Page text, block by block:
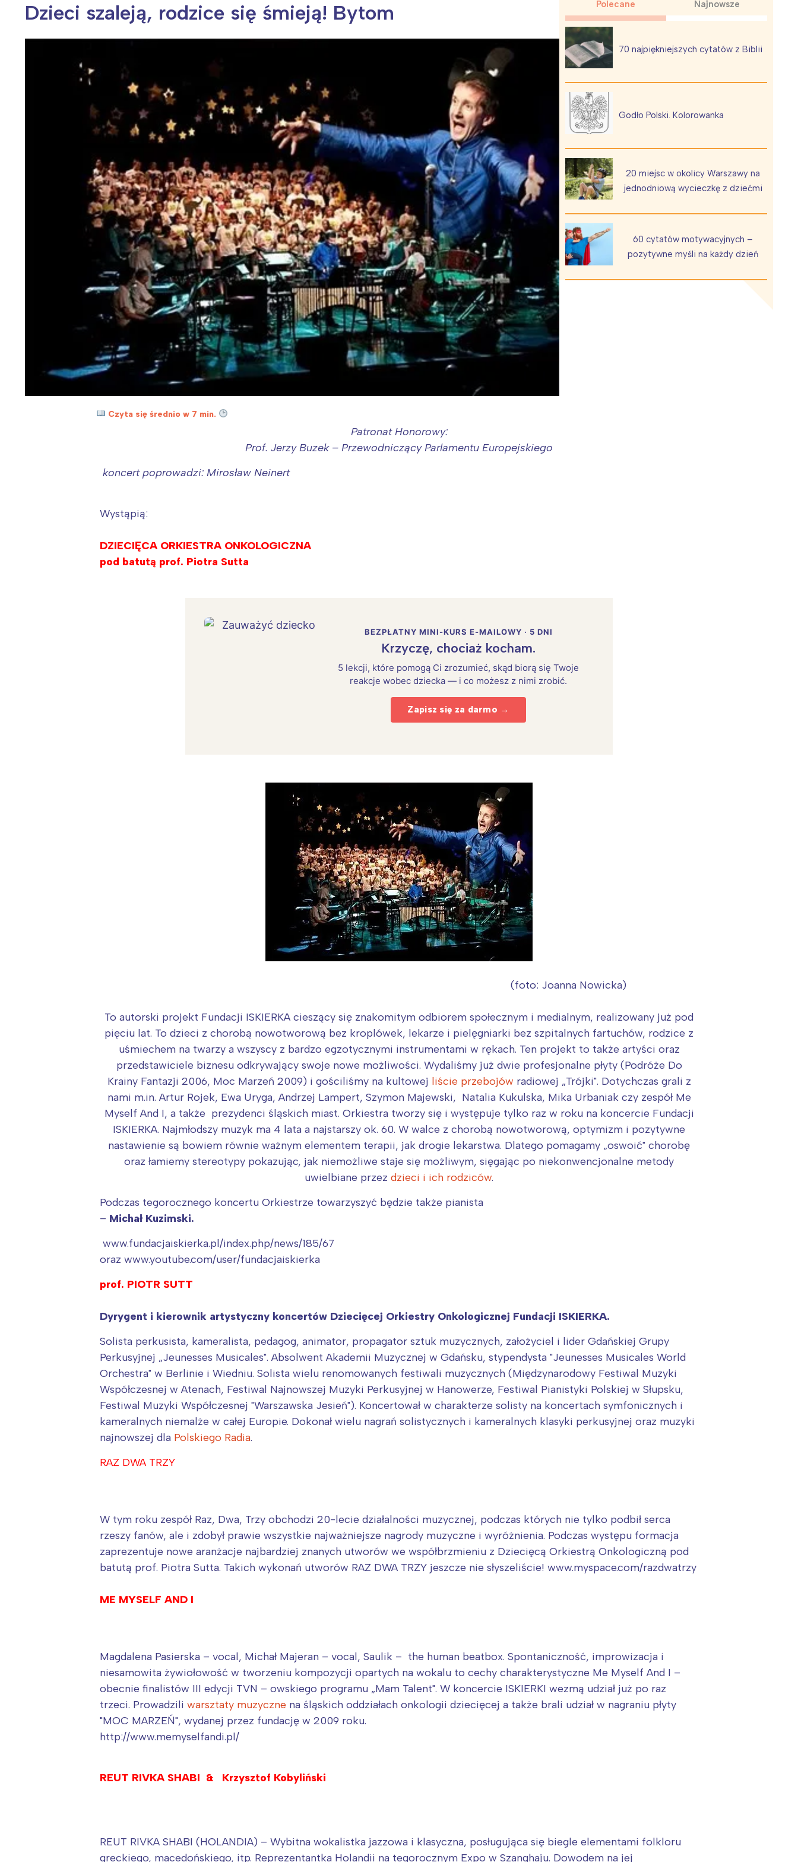
Wiosenny koncert ptaków na płocie Pszczoła i kwitnący ul
Dzieci szaleją, rodzice się śmieją! Bytom Polecane Najnowsze
70 najpiękniejszych cytatów z Biblii
Godło Polski. Kolorowanka
20 miejsc w okolicy Warszawy na
jednodniową wycieczkę z dziećmi
60 cytatów motywacyjnych –
pozytywne myśli na każdy dzień
Czyta się średnio w 7 min.
Patronat Honorowy:
Prof. Jerzy Buzek – Przewodniczący Parlamentu Europejskiego
koncert poprowadzi: Mirosław Neinert
Wystąpią:
DZIECIĘCA ORKIESTRA ONKOLOGICZNA
pod batutą prof. Piotra Sutta
BEZPŁATNY MINI-KURS E-MAILOWY · 5 DNI
Krzyczę, chociaż kocham.
5 lekcji, które pomogą Ci zrozumieć, skąd biorą się Twoje
reakcje wobec dziecka — i co możesz z nimi zrobić.
Zapisz się za darmo →
(foto: Joanna Nowicka)
To autorski projekt Fundacji ISKIERKA cieszący się znakomitym odbiorem społecznym i medialnym, realizowany już pod
pięciu lat. To dzieci z chorobą nowotworową bez kroplówek, lekarze i pielęgniarki bez szpitalnych fartuchów, rodzice z
uśmiechem na twarzy a wszyscy z bardzo egzotycznymi instrumentami w rękach. Ten projekt to także artyści oraz
przedstawiciele biznesu odkrywający swoje nowe możliwości. Wydaliśmy już dwie profesjonalne płyty (Podróże Do
Krainy Fantazji 2006, Moc Marzeń 2009) i gościliśmy na kultowej liście przebojów radiowej „Trójki". Dotychczas grali z
nami m.in. Artur Rojek, Ewa Uryga, Andrzej Lampert, Szymon Majewski, Natalia Kukulska, Mika Urbaniak czy zespół Me
Myself And I, a także prezydenci śląskich miast. Orkiestra tworzy się i występuje tylko raz w roku na koncercie Fundacji
ISKIERKA. Najmłodszy muzyk ma 4 lata a najstarszy ok. 60. W walce z chorobą nowotworową, optymizm i pozytywne
nastawienie są bowiem równie ważnym elementem terapii, jak drogie lekarstwa. Dlatego pomagamy „oswoić" chorobę
oraz łamiemy stereotypy pokazując, jak niemożliwe staje się możliwym, sięgając po niekonwencjonalne metody
uwielbiane przez dzieci i ich rodziców.
Podczas tegorocznego koncertu Orkiestrze towarzyszyć będzie także pianista
– Michał Kuzimski.
www.fundacjaiskierka.pl/index.php/news/185/67
oraz www.youtube.com/user/fundacjaiskierka
prof. PIOTR SUTT
Dyrygent i kierownik artystyczny koncertów Dziecięcej Orkiestry Onkologicznej Fundacji ISKIERKA.
Solista perkusista, kameralista, pedagog, animator, propagator sztuk muzycznych, założyciel i lider Gdańskiej Grupy
Perkusyjnej „Jeunesses Musicales". Absolwent Akademii Muzycznej w Gdańsku, stypendysta "Jeunesses Musicales World
Orchestra" w Berlinie i Wiedniu. Solista wielu renomowanych festiwali muzycznych (Międzynarodowy Festiwal Muzyki
Współczesnej w Atenach, Festiwal Najnowszej Muzyki Perkusyjnej w Hanowerze, Festiwal Pianistyki Polskiej w Słupsku,
Festiwal Muzyki Współczesnej "Warszawska Jesień"). Koncertował w charakterze solisty na koncertach symfonicznych i
kameralnych niemalże w całej Europie. Dokonał wielu nagrań solistycznych i kameralnych klasyki perkusyjnej oraz muzyki
najnowszej dla Polskiego Radia.
RAZ DWA TRZY
W tym roku zespół Raz, Dwa, Trzy obchodzi 20-lecie działalności muzycznej, podczas których nie tylko podbił serca
rzeszy fanów, ale i zdobył prawie wszystkie najważniejsze nagrody muzyczne i wyróżnienia. Podczas występu formacja
zaprezentuje nowe aranżacje najbardziej znanych utworów we współbrzmieniu z Dziecięcą Orkiestrą Onkologiczną pod
batutą prof. Piotra Sutta. Takich wykonań utworów RAZ DWA TRZY jeszcze nie słyszeliście! www.myspace.com/razdwatrzy
ME MYSELF AND I
Magdalena Pasierska – vocal, Michał Majeran – vocal, Saulik – the human beatbox. Spontaniczność, improwizacja i
niesamowita żywiołowość w tworzeniu kompozycji opartych na wokalu to cechy charakterystyczne Me Myself And I –
obecnie finalistów III edycji TVN – owskiego programu „Mam Talent". W koncercie ISKIERKI wezmą udział już po raz
trzeci. Prowadzili warsztaty muzyczne na śląskich oddziałach onkologii dziecięcej a także brali udział w nagraniu płyty
"MOC MARZEŃ", wydanej przez fundację w 2009 roku.
http://www.memyselfandi.pl/
REUT RIVKA SHABI & Krzysztof Kobyliński
REUT RIVKA SHABI (HOLANDIA) – Wybitna wokalistka jazzowa i klasyczna, posługująca się biegle elementami folkloru
greckiego, macedońskiego, itp. Reprezentantka Holandii na tegorocznym Expo w Szanghaju. Dowodem na jej
Interesują mnie wydarzenia z tego regionu:
Warszawa
Łódź
Trójmiasto
Poznań
Wrocław
Śląsk
Kraków
Południe
Północ
Wszystkie
Wybieram